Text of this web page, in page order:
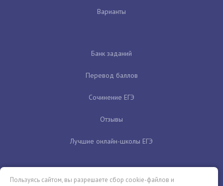
Варианты
Банк заданий
Перевод баллов
Сочинение ЕГЭ
Отзывы
Лучшие онлайн-школы ЕГЭ
Пользуясь сайтом, вы разрешаете сбор cookie-файлов и